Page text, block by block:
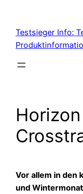
content
Testsieger Info:
Vor allem in den
und